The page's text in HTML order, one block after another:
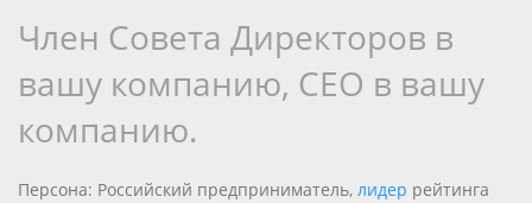
Член Совета Директоров в
вашу компанию, CEO в вашу
компанию.
Персона: Российский предприниматель, лидер рейтинга